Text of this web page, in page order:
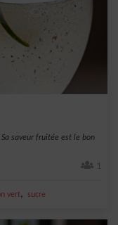
saveur fruitée est le bon
1
vert, sucre